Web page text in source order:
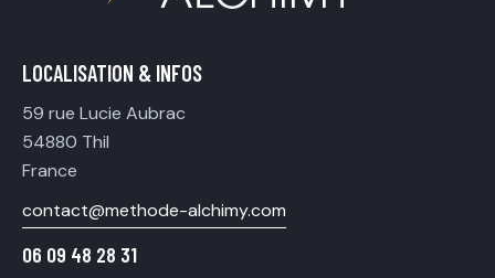
LOCALISATION & INFOS
59 rue Lucie Aubrac
54880 Thil
France
contact@methode-alchimy.com
06 09 48 28 31